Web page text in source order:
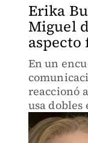
Erika
Miguel
aspecto
En un
reaccionó
usa dobles